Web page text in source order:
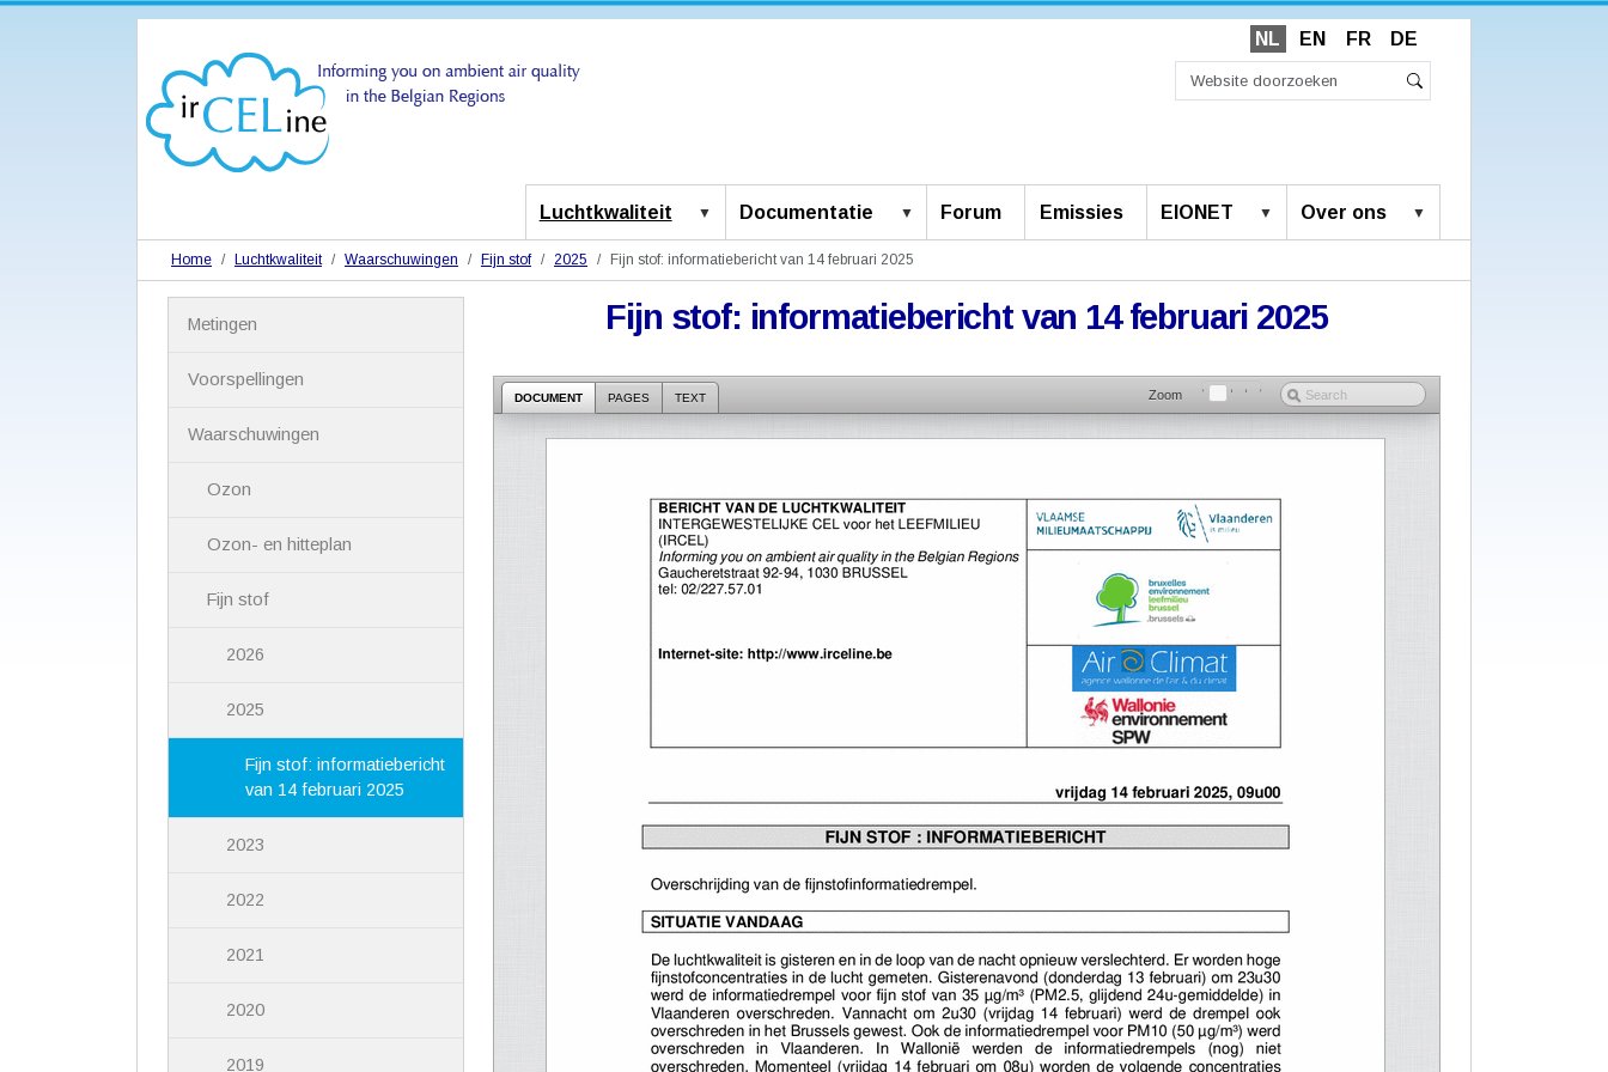
NL EN FR DE
Luchtkwaliteit Documentatie Forum Emissies EIONET Over ons
Home Luchtkwaliteit Waarschuwingen Fijn stof 2025 Fijn stof: informatiebericht van 14 februari 2025
Fijn stof: informatiebericht van 14 februari 2025
DOCUMENT PAGES TEXT Zoom
Metingen
Voorspellingen
Waarschuwingen
Ozon
Ozon- en hitteplan
Fijn stof
2026
2025
Fijn stof: informatiebericht
van 14 februari 2025
2023
2022
2021
2020
2019